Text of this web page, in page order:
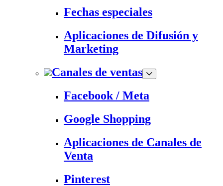
Fechas especiales
Aplicaciones de Difusión y
Marketing
Canales de ventas
Facebook / Meta
Google Shopping
Aplicaciones de Canales de
Venta
Pinterest